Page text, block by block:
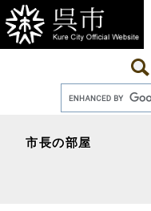
ー
ジ
の
ニ
ュ
ー
市長の部屋